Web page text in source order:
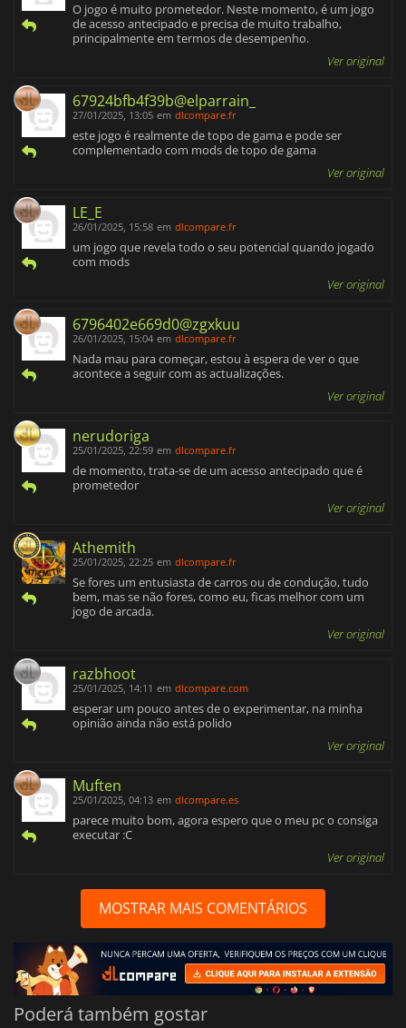
O jogo é muito prometedor. Neste momento, é um jogo
de acesso antecipado e precisa de muito trabalho,
principalmente em termos de desempenho.
Ver original
67924bfb4f39b@elparrain_
27/01/2025, 13:05 em dlcompare.fr
este jogo é realmente de topo de gama e pode ser
complementado com mods de topo de gama
Ver original
LE_E
26/01/2025, 15:58 em dlcompare.fr
um jogo que revela todo o seu potencial quando jogado
com mods
Ver original
6796402e669d0@zgxkuu
26/01/2025, 15:04 em dlcompare.fr
Nada mau para começar, estou à espera de ver o que
acontece a seguir com as actualizações.
Ver original
nerudoriga
25/01/2025, 22:59 em dlcompare.fr
de momento, trata-se de um acesso antecipado que é
prometedor
Ver original
Athemith
25/01/2025, 22:25 em dlcompare.fr
Se fores um entusiasta de carros ou de condução, tudo
bem, mas se não fores, como eu, ficas melhor com um
jogo de arcada.
Ver original
razbhoot
25/01/2025, 14:11 em dlcompare.com
esperar um pouco antes de o experimentar, na minha
opinião ainda não está polido
Ver original
Muften
25/01/2025, 04:13 em dlcompare.es
parece muito bom, agora espero que o meu pc o consiga
executar :C
Ver original
MOSTRAR MAIS COMENTÁRIOS
Poderá também gostar